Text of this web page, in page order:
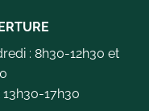
: 8h30-12h30 et
17h30